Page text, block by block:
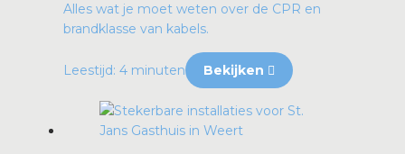
Alles wat je moet weten over de CPR en
brandklasse van kabels.
Leestijd: 4 minuten Bekijken